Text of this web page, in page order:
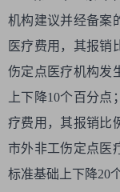
机构建议并经备案
医疗费用，其报销
伤定点医疗机构发
上下降10个百分
疗费用，其报销比
市外非工伤定点医
标准基础上下降20